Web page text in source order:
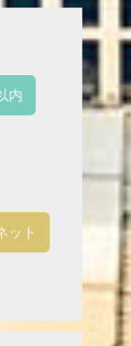
内
ット